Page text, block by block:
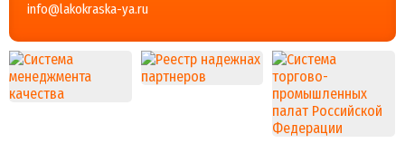
info@lakokraska-ya.ru